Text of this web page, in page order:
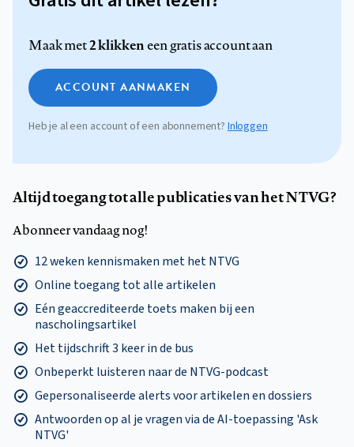
Maak met2 klikkeneen gratis account aan
ACCOUNT AANMAKEN
Heb je al een account of een abonnement? Inloggen
Altijd toegang tot alle publicaties van het NTVG?
Abonneer vandaag nog!
12 weken kennismaken met het NTVG
Online toegang tot alle artikelen
Eén geaccrediteerde toets maken bij een
nascholingsartikel
Het tijdschrift 3 keer in de bus
Onbeperkt luisteren naar de NTVG-podcast
Gepersonaliseerde alerts voor artikelen en dossiers
Antwoorden op al je vragen via de AI-toepassing 'Ask
NTVG'